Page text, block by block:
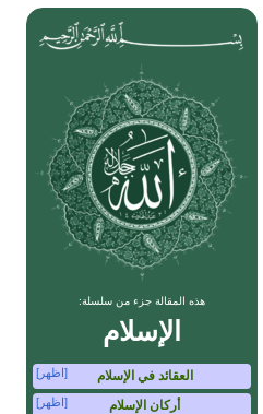
هذه المقالة جزء من سلسلة:
الإسلام
العقائد في الإسلام [اظهر]
أركان الإسلام [اظهر]